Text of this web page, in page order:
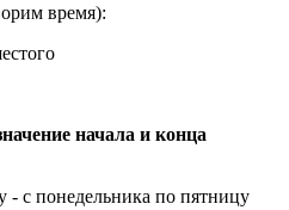
время):
начала и конца
- с понедельника по пятницу